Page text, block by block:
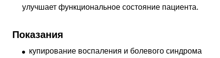
улучшает функциональное состояние пациента.
Показания
купирование воспаления и болевого синдрома